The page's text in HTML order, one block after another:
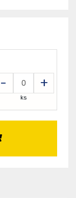
- +
ks